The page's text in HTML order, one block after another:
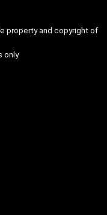
property and copyright of
only.